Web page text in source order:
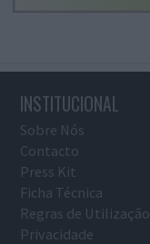
INSTITUCIONAL
Sobre Nós
Contacto
Press Kit
Ficha Técnica
Regras de Utilização
Privacidade